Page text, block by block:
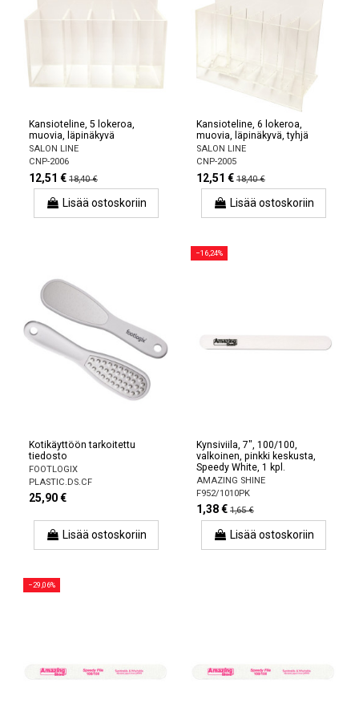
Kansioteline, 5 lokeroa,
muovia, läpinäkyvä
SALON LINE
CNP-2006
12,51 € 18,40 €
Lisää ostoskoriin
Kansioteline, 6 lokeroa,
muovia, läpinäkyvä, tyhjä
SALON LINE
CNP-2005
12,51 € 18,40 €
Lisää ostoskoriin
Kotikäyttöön tarkoitettu
tiedosto
FOOTLOGIX
PLASTIC.DS.CF
25,90 €
Lisää ostoskoriin
−16,24%
Kynsiviila, 7", 100/100,
valkoinen, pinkki keskusta,
Speedy White, 1 kpl.
AMAZING SHINE
F952/1010PK
1,38 € 1,65 €
Lisää ostoskoriin
−29,06%